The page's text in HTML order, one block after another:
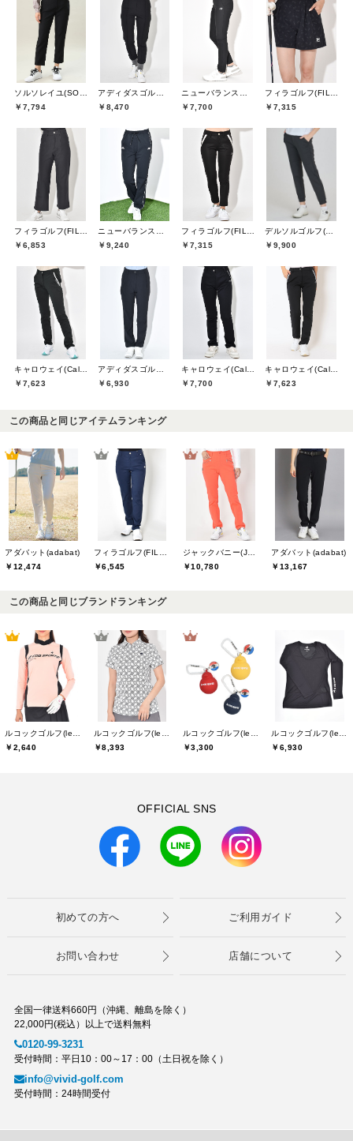
￥7,794
￥8,470
￥7,700
￥7,315
￥6,853
￥9,240
￥7,315
￥9,900
￥7,623
￥6,930
￥7,700
￥7,623
この商品と同じアイテムランキング
アダバット(adabat)
￥12,474
￥6,545
￥10,780
アダバット(adabat)
￥13,167
この商品と同じブランドランキング
￥2,640
￥8,393
￥3,300
￥6,930
OFFICIAL SNS
初めての方へ ご利用ガイド
お問い合わせ 店舗について
全国一律送料660円（沖縄、離島を除く）
22,000円(税込）以上で送料無料
0120-99-3231
受付時間：平日10：00～17：00（土日祝を除く）
info@vivid-golf.com
受付時間：24時間受付